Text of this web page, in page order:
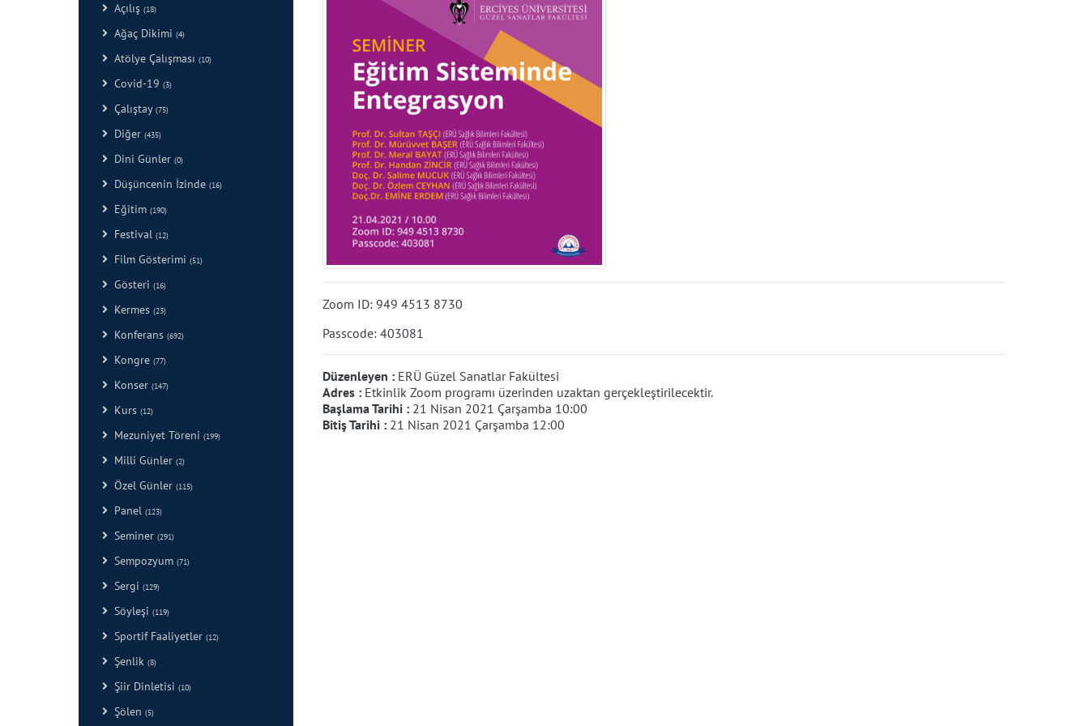
Açılış (18)
Ağaç Dikimi (4)
Atölye Çalışması (10)
Covid-19 (3)
Çalıştay (75)
Diğer (435)
Dini Günler (0)
Düşüncenin İzinde (16)
Eğitim (190)
Festival (12)
Film Gösterimi (51)
Gösteri (16)
Kermes (23)
Konferans (692)
Kongre (77)
Konser (147)
Kurs (12)
Mezuniyet Töreni (199)
Milli Günler (2)
Özel Günler (115)
Panel (123)
Seminer (291)
Sempozyum (71)
Sergi (129)
Söyleşi (119)
Sportif Faaliyetler (12)
Şenlik (8)
Şiir Dinletisi (10)
Şölen (5)
Zoom ID: 949 4513 8730
Passcode: 403081
Düzenleyen : ERÜ Güzel Sanatlar Fakültesi
Adres : Etkinlik Zoom programı üzerinden uzaktan gerçekleştirilecektir.
Başlama Tarihi : 21 Nisan 2021 Çarşamba 10:00
Bitiş Tarihi : 21 Nisan 2021 Çarşamba 12:00